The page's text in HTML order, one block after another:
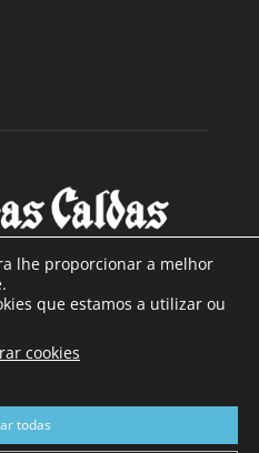
NÓS
e mais de 90 anos de
mais de 40.000 leitores por
distribuição em Portugal
lhe proporcionar a melhor
que estamos a utilizar ou
cookies
todas